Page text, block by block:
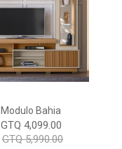
Modulo Bahia
GTQ 4,099.00
GTQ 5,990.00